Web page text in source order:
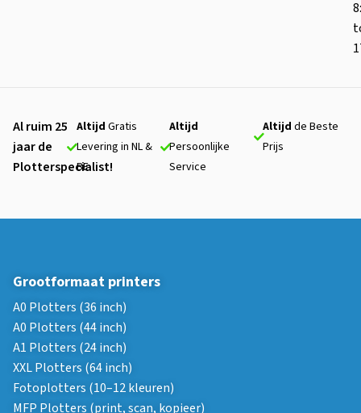
Al ruim 25
jaar de
Plotterspecialist!
Altijd Gratis
Levering in NL &
BE
Altijd
Persoonlijke
Service
Altijdde Beste
Prijs
Grootformaat printers
A0 Plotters (36 inch)
A0 Plotters (44 inch)
A1 Plotters (24 inch)
XXL Plotters (64 inch)
Fotoplotters (10–12 kleuren)
MFP Plotters (print, scan, kopieer)